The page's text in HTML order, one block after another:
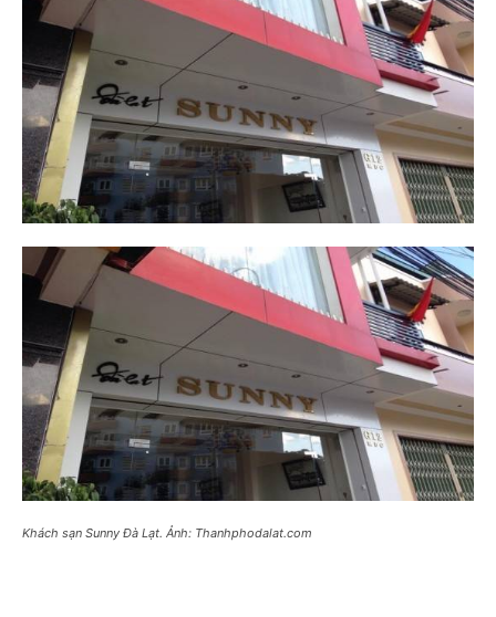
Khách sạn Sunny Đà Lạt. Ảnh: Thanhphodalat.com